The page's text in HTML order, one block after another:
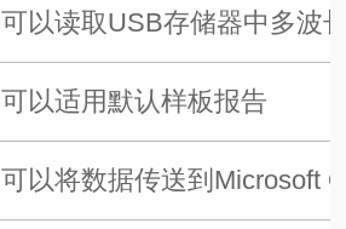
可以读取USB存储器中多波
可以适用默认样板报告
可以将数据传送到Microsoft